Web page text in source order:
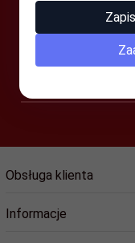
Obsługa klienta
Informacje